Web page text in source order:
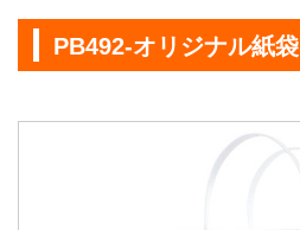
PB492-オリジナル紙袋